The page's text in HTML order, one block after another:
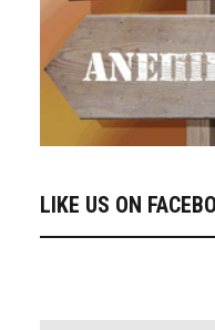
LIKE US ON